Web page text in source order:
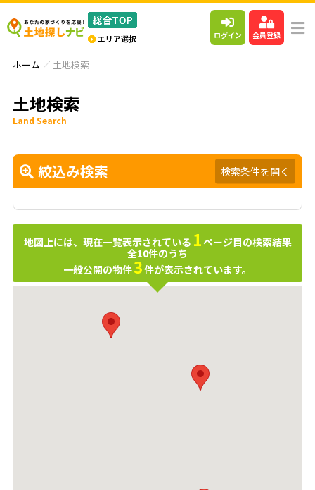
ログイン 会員登録
ホーム 土地検索
土地検索
Land Search
絞込み検索 検索条件を開く
地図上には、現在一覧表示されている 1ページ目の検索結果
全10件のうち
一般公開の物件3件が表示されています。